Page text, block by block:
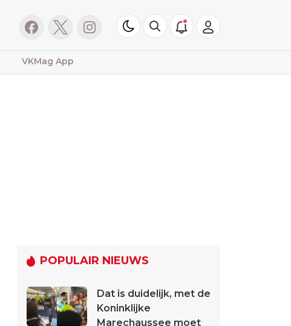
VKMag App
POPULAIR NIEUWS
Dat is duidelijk, met de
Koninklijke
Marechaussee moet